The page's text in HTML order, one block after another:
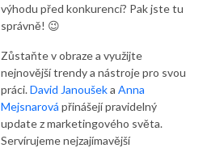
výhodu před konkurencí? Pak jste tu
správně! 😉
Zůstaňte v obraze a využijte
nejnovější trendy a nástroje pro svou
práci.David Janoušeka Anna
Mejsnarová přinášejí pravidelný
update z marketingového světa.
Servírujeme nejzajímavější